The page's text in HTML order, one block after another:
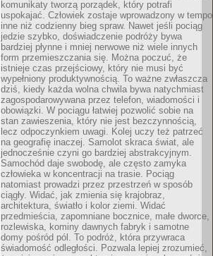
komunikaty tworzą porządek, który potrafi
uspokajać. Człowiek zostaje wprowadzony w tempo
inne niż codzienny bieg spraw. Nawet jeśli pociąg
jedzie szybko, doświadczenie podróży bywa
bardziej płynne i mniej nerwowe niż wiele innych
form przemieszczania się. Można poczuć, że
istnieje czas przejściowy, który nie musi być
wypełniony produktywnością. To ważne zwłaszcza
dziś, kiedy każda wolna chwila bywa natychmiast
zagospodarowywana przez telefon, wiadomości i
obowiązki. W pociągu łatwiej pozwolić sobie na
stan zawieszenia, który nie jest bezczynnością,
lecz odpoczynkiem uwagi. Kolej uczy też patrzeć
na geografię inaczej. Samolot skraca świat, ale
jednocześnie czyni go bardziej abstrakcyjnym.
Samochód daje swobodę, ale często zamyka
człowieka w koncentracji na trasie. Pociąg
natomiast prowadzi przez przestrzeń w sposób
ciągły. Widać, jak zmienia się krajobraz,
architektura, światło i kolor ziemi. Widać
przedmieścia, zapomniane bocznice, małe dworce,
rozlewiska, kominy dawnych fabryk i samotne
domy pośród pól. To podróż, która przywraca
świadomość odległości. Pozwala lepiej zrozumieć,